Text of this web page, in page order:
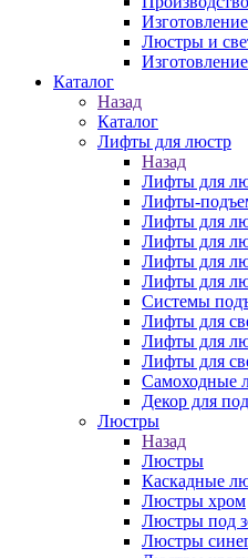
Люстры и
Каталог
Назад
Каталог
Лифты для люстр
Назад
Лифты для
Лифты-
Лифты для
Лифты для
Лифты для
Лифты для
Системы
Лифты для
Лифты для
Лифты для
Самоходные
Декор для
Люстры
Назад
Люстры
Каскадные
Люстры хром
Люстры под
Люстры